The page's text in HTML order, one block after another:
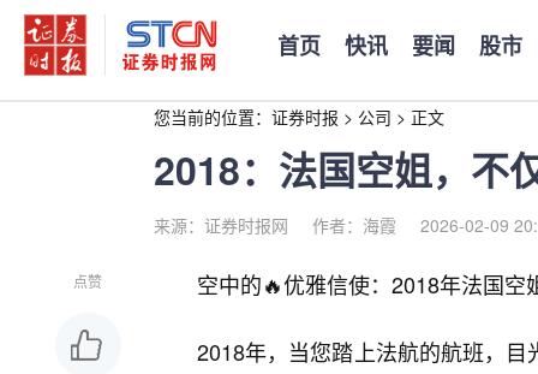
首页 快讯 要闻 股市
您当前的位置： 证券时报 > 公司 > 正文
2018：法国空姐，不
来源：证券时报网 作者：海霞 2026-02-09
点赞 空中的🔥优雅信使：2018年法国
2018年，当您踏上法航的航班，